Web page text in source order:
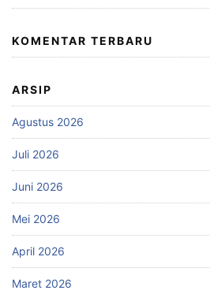
KOMENTAR TERBARU
ARSIP
Agustus 2026
Juli 2026
Juni 2026
Mei 2026
April 2026
Maret 2026